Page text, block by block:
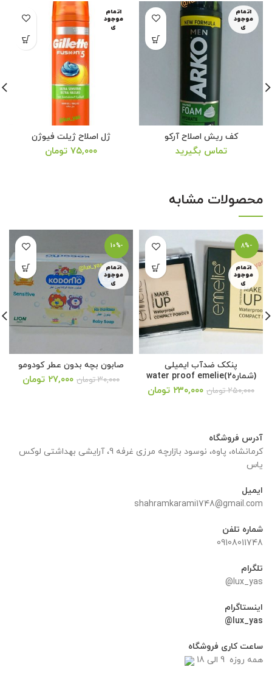
اتمام
موجود
ی
کف ریش اصلاح آرکو
تماس بگیرید
اتمام
موجود
ی
ژل اصلاح ژیلت فیوژن
۷۵,۰۰۰ تومان
محصولات مشابه
-8%
اتمام
موجود
ی
پنکک ضدآب ایمیلی
(شماره2)water proof emelie
۲۵۰,۰۰۰ تومان ۲۳۰,۰۰۰ تومان
قیمت
-10%
اتمام
موجود
ی
صابون بچه بدون عطر کودومو
۳۰,۰۰۰ تومان
قیمت
اصلی:
۲۷,۰۰۰ تومان
قیمت
آدرس فروشگاه
کرمانشاه، پاوه، نوسود بازارچه مرزی غرفه 9، آرایشی بهداشتی لوکس
یاس
ایمیل
shahramkarami1748@gmail.com
شماره تلفن
09108011748
تلگرام
lux_yas@
اینستاگرام
lux_yas@
ساعت کاری فروشگاه
همه روزه 9 الی 18